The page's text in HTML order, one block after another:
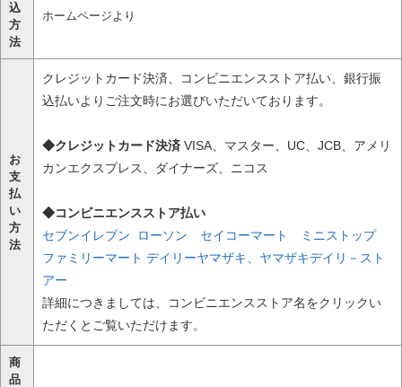
込
方
法
ホームページより
お
支
払
い
方
法
クレジットカード決済、コンビニエンスストア払い、銀行振
込払いよりご注文時にお選びいただいております。
◆クレジットカード決済 VISA、マスター、UC、JCB、アメリ
カンエクスプレス、ダイナーズ、ニコス
◆コンビニエンスストア払い
セブンイレブン
ローソン セイコーマート
ミニストップ
ファミリーマート デイリーヤマザキ、ヤマザキデイリ－スト
アー
詳細につきましては、コンビニエンスストア名をクリックい
ただくとご覧いただけます。
商
品